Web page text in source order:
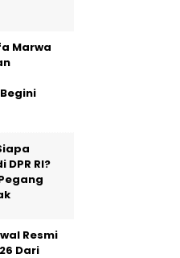
Marwa
RI?
Resmi
Dari